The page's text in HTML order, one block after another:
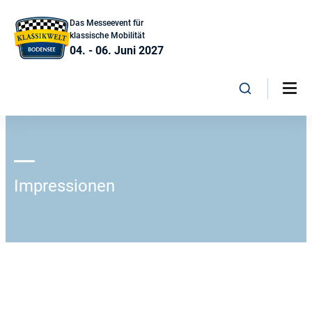
Das Messeevent für
klassische Mobilität
04. - 06. Juni 2027
Impressionen